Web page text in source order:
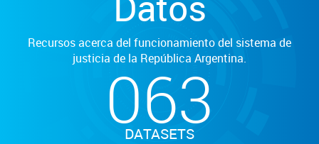
Recursos acerca del funcionamiento del sistema de
justicia de la República Argentina.
063
DATASETS